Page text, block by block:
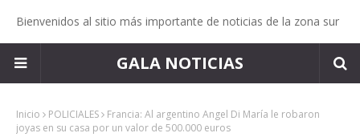
Bienvenidos al sitio más importante de noticias de la zona sur
GALA NOTICIAS
Inicio POLICIALES
Francia: Al argentino Angel Di María le robaron
joyas en su casa por un valor de 500.000 euros